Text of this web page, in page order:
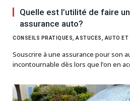
Quelle est l’utilité de faire
assurance auto?
CONSEILS PRATIQUES, ASTUCES, AUTO ET
Souscrire à une assurance pour son
incontournable dès lors que l’on en